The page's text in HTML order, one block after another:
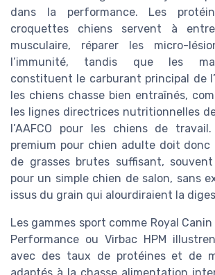
dans la performance. Les
croquettes chiens servent à
musculaire, réparer les micro-
l’immunité, tandis que les
constituent le carburant principal de
les chiens chasse bien entraînés,
les lignes directrices nutritionnelles
l’AAFCO pour les chiens de
premium pour chien adulte doit
de grasses brutes suffisant,
pour un simple chien de salon, sans
issus du grain qui alourdiraient la
Les gammes sport comme Royal Canin
Performance ou Virbac HPM
avec des taux de protéines et de
adaptés à la chasse alimentation